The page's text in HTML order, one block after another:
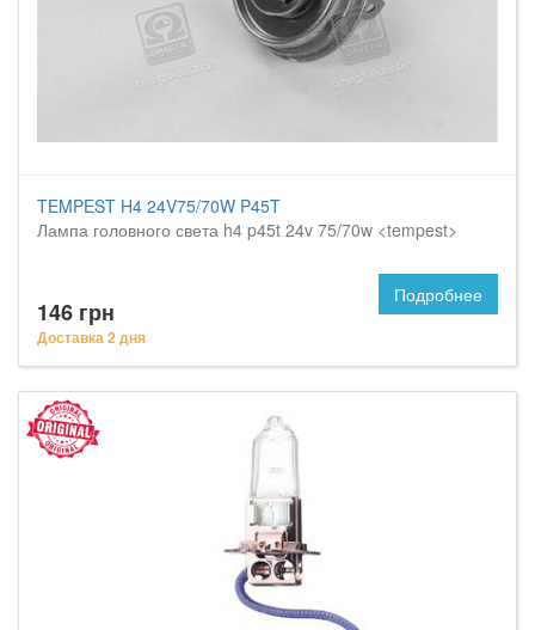
TEMPEST H4 24V75/70W P45T
Лампа головного света h4 p45t 24v 75/70w <tempest>
146 грн
Доставка 2 дня
Подробнее